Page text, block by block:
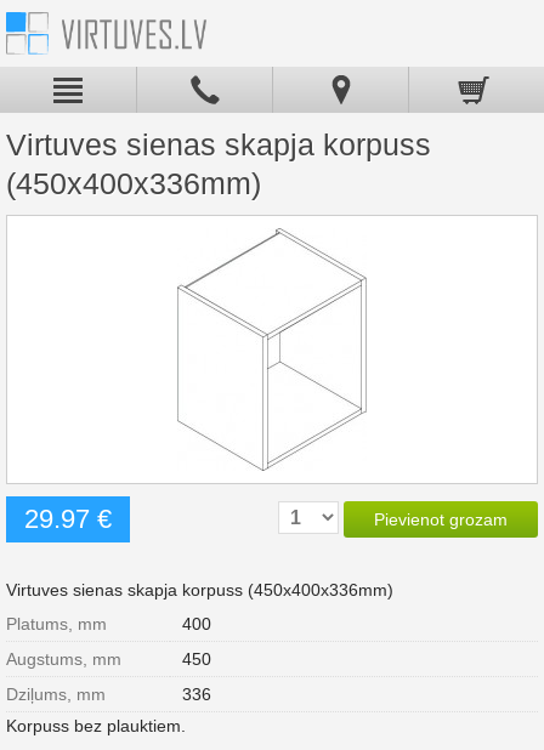
Virtuves sienas skapja korpuss
(450x400x336mm)
29.97 € Pievienot grozam
Virtuves sienas skapja korpuss (450x400x336mm)
Platums, mm
400
Augstums, mm
450
Dziļums, mm
336
Korpuss bez plauktiem.